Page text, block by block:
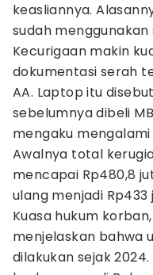
keasliannya.
sudah
Kecurigaan makin
dokumentasi serah
AA. Laptop itu
sebelumnya dibeli
mengaku mengalami
Awalnya total
mencapai Rp480,8
ulang menjadi Rp433
Kuasa hukum
menjelaskan bahwa
dilakukan sejak